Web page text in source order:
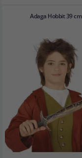
Adaga Hobbit 39 cm